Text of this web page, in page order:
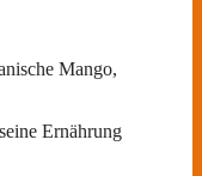
Mango,
Ernährung